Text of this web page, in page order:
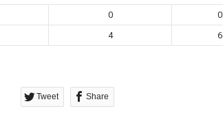
0
0
4 6
Tweet Share